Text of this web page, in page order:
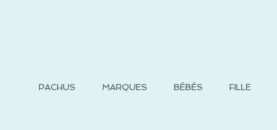
PACHUS MARQUES BÉBÉS FILLE